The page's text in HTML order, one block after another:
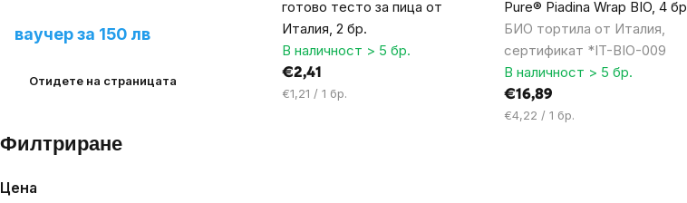
ваучер за 150 лв
Отидете на страницата
Филтриране
Цена
готово тесто за пица от
Италия, 2 бр.
В наличност > 5 бр.
€2,41
Цена
€1,21 / 1 бр.
Pure® Piadina Wrap BIO, 4 бр
БИО тортила от Италия,
сертификат *IT-BIO-009
В наличност > 5 бр.
€16,89
Цена
€4,22 / 1 бр.